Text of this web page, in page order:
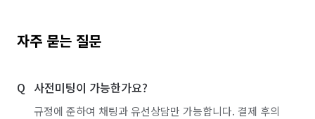
자주 묻는 질문
사전미팅이 가능한가요?
규정에 준하여 채팅과 유선상담만 가능합니다. 결제 후의